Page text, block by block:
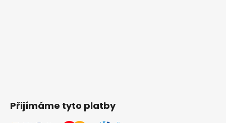
Přijímáme tyto platby